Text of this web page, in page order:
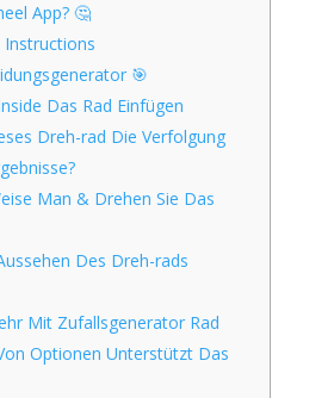
App? 🤔
Instructions
🎯
Das Rad Einfügen
Dreh-rad Die Verfolgung
Man & Drehen Sie Das
Des Dreh-rads
Mit Zufallsgenerator Rad
Optionen Unterstützt Das